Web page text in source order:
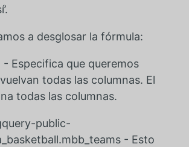
a desglosar la fórmula:
- Especifica que queremos
todas las columnas. El
todas las columnas.
public-
- Esto